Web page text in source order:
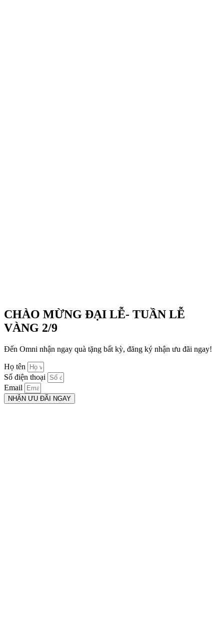
CHÀO MỪNG ĐẠI LỄ- TUẦN LỄ
VÀNG 2/9
Đến Omni nhận ngay quà tặng bất kỳ, đăng ký nhận ưu đãi ngay!
Họ tên
Số điện thoại
Email
NHẬN ƯU ĐÃI NGAY